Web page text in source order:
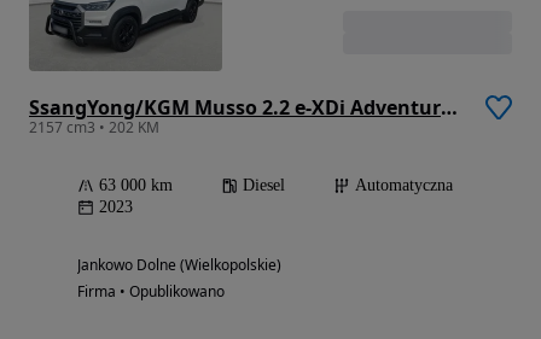
SsangYong/KGM Musso 2.2 e-XDi Adventure Plus 4WD
2157 cm3 • 202 KM
63 000 km Diesel
Automatyczna
2023
Jankowo Dolne (Wielkopolskie)
Firma • Opublikowano